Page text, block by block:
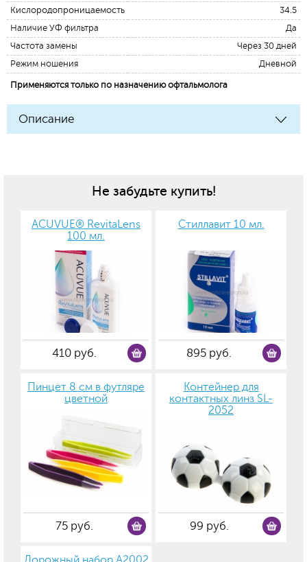
Кислородопроницаемость
34.5
Наличие УФ фильтра
Да
Частота замены
Через 30 дней
Режим ношения
Дневной
Применяются только по назначению офтальмолога
Описание
Не забудьте купить!
ACUVUE® RevitaLens
100 мл.
410 руб.
Стиллавит 10 мл.
895 руб.
Пинцет 8 см в футляре
цветной
75 руб.
Контейнер для
контактных линз SL-
2052
99 руб.